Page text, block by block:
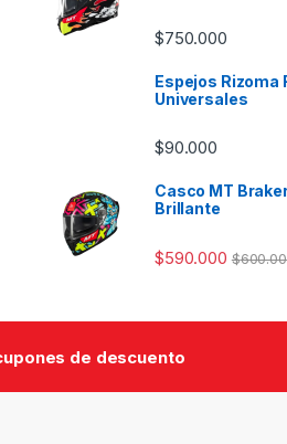
$750.000
Espejos Rizoma
Universales
$90.000
Casco MT
Brillante
$590.000 $
de descuento